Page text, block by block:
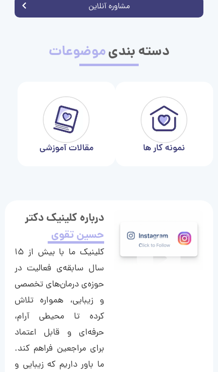
مشاوره آنلاین
دسته بندیموضوعات
نمونه کار ها مقالات آموزشی
درباره کلینیک دکتر
حسین تقوی
کلینیک ما با بیش از ۱۵
سال سابقه‌ی فعالیت در
حوزه‌ی درمان‌های تخصصی
و زیبایی، همواره تلاش
کرده تا محیطی آرام،
حرفه‌ای و قابل اعتماد
برای مراجعین فراهم کند.
ما باور داریم که زیبایی و